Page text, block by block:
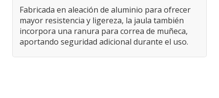
Fabricada en aleación de aluminio para ofrecer
mayor resistencia y ligereza, la jaula también
incorpora una ranura para correa de muñeca,
aportando seguridad adicional durante el uso.